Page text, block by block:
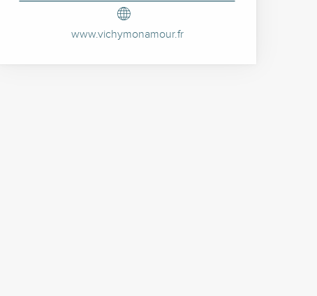
www.vichymonamour.fr